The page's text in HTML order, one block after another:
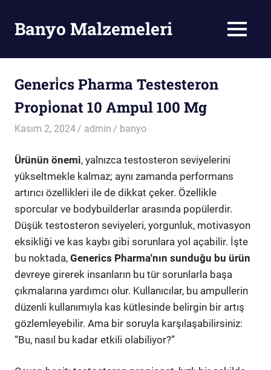
contentBanyo Malzemeleri MENU
Generi̇cs Pharma Testesteron
Propi̇onat 10 Ampul 100 Mg
Kasım 2, 2024 admin banyo
Ürünün önemi, yalnızca testosteron seviyelerini
yükseltmekle kalmaz; aynı zamanda performans
artırıcı özellikleri ile de dikkat çeker. Özellikle
sporcular ve bodybuilderlar arasında popülerdir.
Düşük testosteron seviyeleri, yorgunluk, motivasyon
eksikliği ve kas kaybı gibi sorunlara yol açabilir. İşte
bu noktada, Generics Pharma'nın sunduğu bu ürün
devreye girerek insanların bu tür sorunlarla başa
çıkmalarına yardımcı olur. Kullanıcılar, bu ampullerin
düzenli kullanımıyla kas kütlesinde belirgin bir artış
gözlemleyebilir. Ama bir soruyla karşılaşabilirsiniz:
“Bu, nasıl bu kadar etkili olabiliyor?”